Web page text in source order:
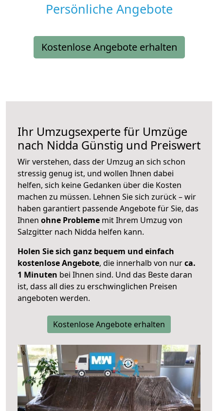
Persönliche Angebote
Kostenlose Angebote erhalten
Ihr Umzugsexperte für Umzüge
nach Nidda Günstig und Preiswert
Wir verstehen, dass der Umzug an sich schon
stressig genug ist, und wollen Ihnen dabei
helfen, sich keine Gedanken über die Kosten
machen zu müssen. Lehnen Sie sich zurück – wir
haben garantiert passende Angebote für Sie, das
Ihnen ohne Probleme mit Ihrem Umzug von
Salzgitter nach Nidda helfen kann.
Holen Sie sich ganz bequem und einfach
kostenlose Angebote, die innerhalb von nurca.
1 Minuten bei Ihnen sind. Und das Beste daran
ist, dass all dies zu erschwinglichen Preisen
angeboten werden.
Kostenlose Angebote erhalten